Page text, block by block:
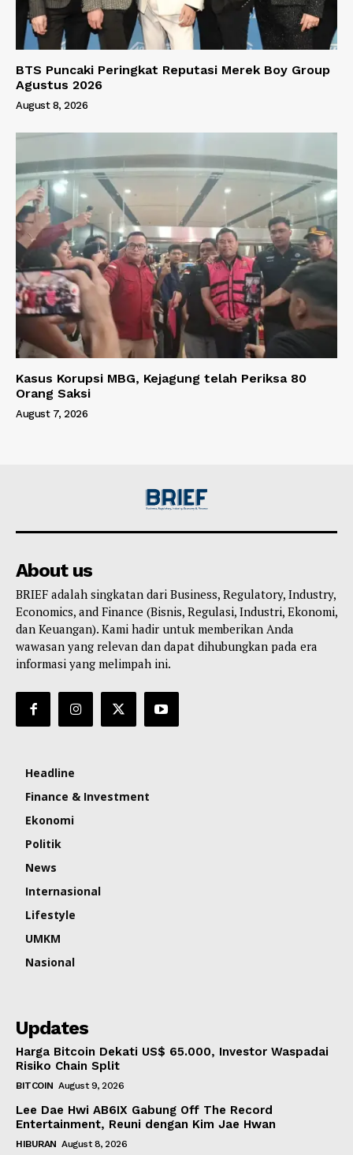
BTS Puncaki Peringkat Reputasi Merek Boy Group
Agustus 2026
August 8, 2026
Kasus Korupsi MBG, Kejagung telah Periksa 80
Orang Saksi
August 7, 2026
About us
BRIEF adalah singkatan dari Business, Regulatory, Industry,
Economics, and Finance (Bisnis, Regulasi, Industri, Ekonomi,
dan Keuangan). Kami hadir untuk memberikan Anda
wawasan yang relevan dan dapat dihubungkan pada era
informasi yang melimpah ini.
Headline
Finance & Investment
Ekonomi
Politik
News
Internasional
Lifestyle
UMKM
Nasional
Updates
Harga Bitcoin Dekati US$ 65.000, Investor Waspadai
Risiko Chain Split
BITCOIN August 9, 2026
Lee Dae Hwi AB6IX Gabung Off The Record
Entertainment, Reuni dengan Kim Jae Hwan
HIBURAN August 8, 2026